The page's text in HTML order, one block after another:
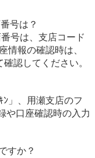
号は？
号は、支店コード
情報の確認時は、
認してください。
ﾝ」、用瀬支店のフ
や口座確認時の入力
すか？